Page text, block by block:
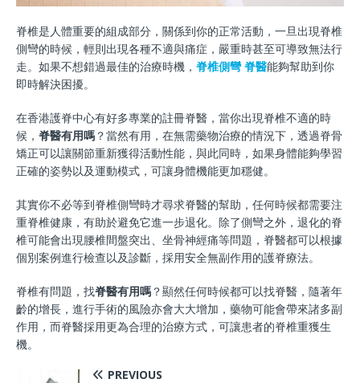
脊椎是人體重要的組成部分，關係到你的正常活動，一旦出現脊椎
側彎的時候，輕則出現各種不適與痛症，嚴重時甚至可導致無法行
走。如果不想錯過最佳的治療時機，脊椎側彎 脊醫能夠幫助到你
即時解決困擾。
在香港護脊中心有好多專業的註冊脊醫，當你出現脊椎不適的時
候， 脊醫有用嗎 ？當然有用，在無需藥物治療的情況下，透過脊骨
矯正可以讓關節重新獲得活動性能，與此同時，如果身體能夠學習
正確的姿勢以及運動模式，可讓身體機能更加穩健。
其實你不必等到脊椎側彎時才尋求脊醫的幫助，任何時候都需要注
重脊椎健康，有助於避免它進一步退化。除了側彎之外，退化的脊
椎可能會出現腰椎間盤突出、坐骨神經痛等問題，脊醫都可以根據
個別案例進行檢查以及診斷，採用安全無副作用的護脊療法。
脊椎有問題，找脊醫有用嗎 ？顯然任何時候都可以找脊醫，隨著年
齡的增長，進行手術的風險亦會大大增加，藥物可能會帶來諸多副
作用，而脊醫採用更為合理的治療方式，可讓患者的脊椎重獲生
機。
PREVIOUS